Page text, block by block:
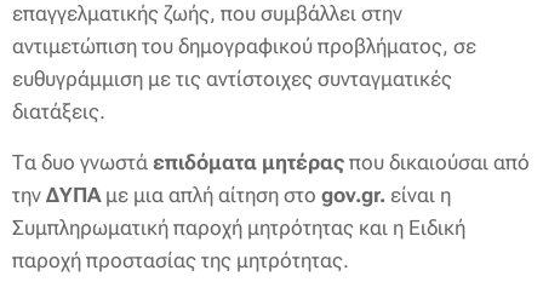
επαγγελματικής ζωής, που συμβάλλει στην
αντιμετώπιση του δημογραφικού προβλήματος, σε
ευθυγράμμιση με τις αντίστοιχες συνταγματικές
διατάξεις.
Τα δυο γνωστά επιδόματα μητέρας που δικαιούσαι από
την ΔΥΠΑμε μια απλή αίτηση στο gov.gr. είναι η
Συμπληρωματική παροχή μητρότητας και η Ειδική
παροχή προστασίας της μητρότητας.